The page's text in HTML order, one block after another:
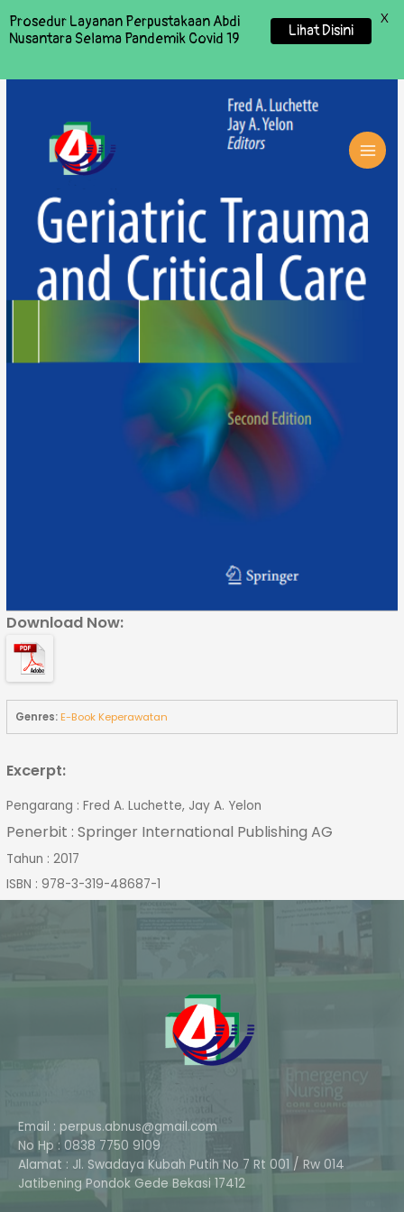
Download Now:
Genres:E-Book Keperawatan
Excerpt:
Pengarang : Fred A. Luchette, Jay A. Yelon
Penerbit : Springer International Publishing AG
Tahun : 2017
ISBN : 978-3-319-48687-1
Email : perpus.abnus@gmail.com
No Hp : 0838 7750 9109
Alamat : Jl. Swadaya Kubah Putih No 7 Rt 001 / Rw 014
Jatibening Pondok Gede Bekasi 17412
Prosedur Layanan Perpustakaan Abdi
Nusantara Selama Pandemik Covid 19
Lihat Disini
X